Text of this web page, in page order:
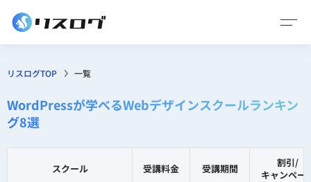
リスログTOP 一覧
WordPressが学べるWebデザインスクールランキン
グ8選
スクール 受講料金 受講期間
割引/
キャンペー